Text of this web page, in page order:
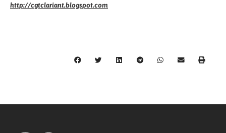
http://cgtclariant.blogspot.com